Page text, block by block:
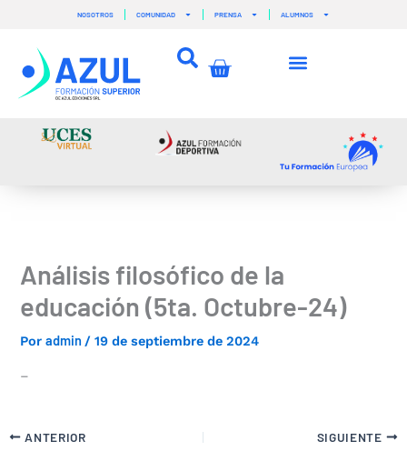
contenido
NOSOTROS COMUNIDAD PRENSA ALUMNOS
Carrito
Análisis filosófico de la
educación (5ta. Octubre-24)
Poradmin /19 de septiembre de 2024
–
ANTERIOR SIGUIENTE